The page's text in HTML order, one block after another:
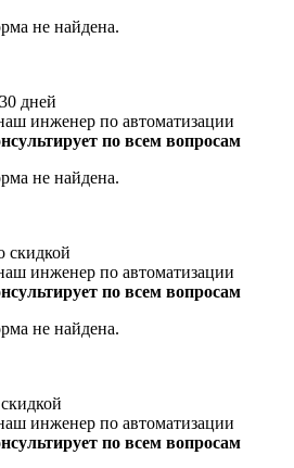
не найдена.
дней
инженер по автоматизации
по всем вопросам
не найдена.
скидкой
инженер по автоматизации
по всем вопросам
не найдена.
инженер по автоматизации
по всем вопросам